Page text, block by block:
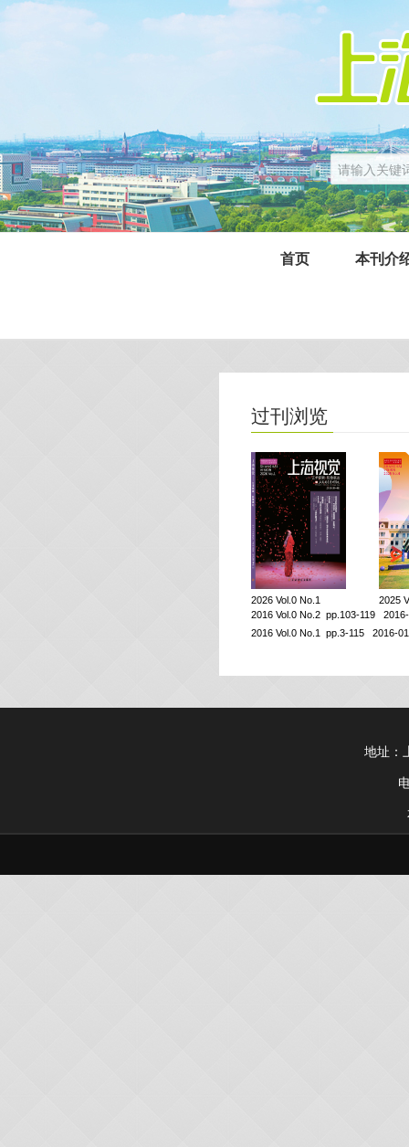
首页 本刊介
过刊浏览
2026 Vol.0 No.1
2025
2016 Vol.0 No.2 pp.103-119
2016 Vol.0 No.1 pp.3-115 2016-
地址：